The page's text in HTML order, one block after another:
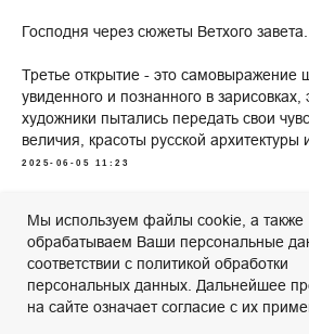
Мы используем файлы cookie, а также
обрабатываем Ваши персональные
соответствии с политикой обработки
персональных данных. Дальнейшее
на сайте означает согласие с их
Господня через сюжеты Ветхого завета.
Третье открытие - это самовыражение
увиденного и познанного в
художники пытались передать свои
величия, красоты русской
2025-06-05 11:23